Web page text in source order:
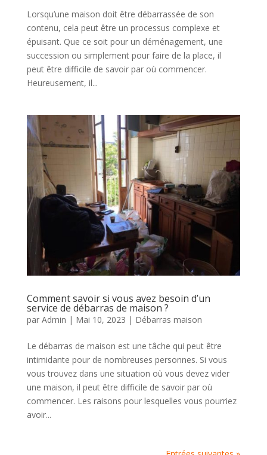
Lorsqu’une maison doit être débarrassée de son
contenu, cela peut être un processus complexe et
épuisant. Que ce soit pour un déménagement, une
succession ou simplement pour faire de la place, il
peut être difficile de savoir par où commencer.
Heureusement, il...
Comment savoir si vous avez besoin d’un
service de débarras de maison ?
par Admin | Mai 10, 2023 | Débarras maison
Le débarras de maison est une tâche qui peut être
intimidante pour de nombreuses personnes. Si vous
vous trouvez dans une situation où vous devez vider
une maison, il peut être difficile de savoir par où
commencer. Les raisons pour lesquelles vous pourriez
avoir...